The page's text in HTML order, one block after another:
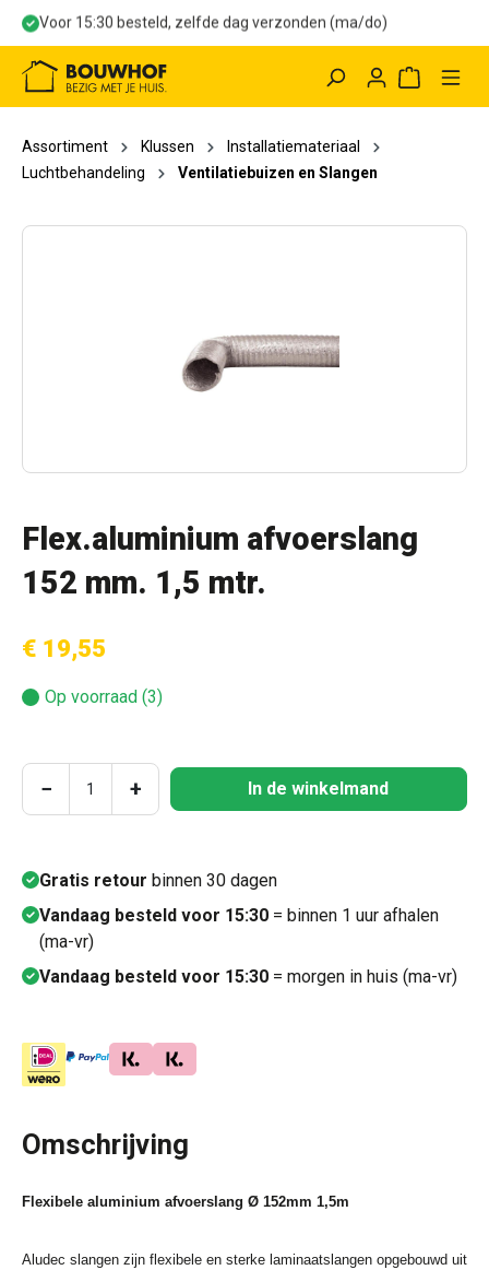
Voor 15:30 besteld, zelfde dag verzonden (ma/do)
Assortiment Klussen
Installatiemateriaal
Luchtbehandeling
Ventilatiebuizen en Slangen
Flex.aluminium afvoerslang
152 mm. 1,5 mtr.
€ 19,55
Op voorraad (3)
Producthoeveelheid: Voer de gewenste
− + In de winkelmand
Gratis retour binnen 30 dagen
Vandaag besteld voor 15:30 = binnen 1 uur afhalen
(ma-vr)
Vandaag besteld voor 15:30 = morgen in huis (ma-vr)
Omschrijving
Flexibele aluminium afvoerslang Ø 152mm 1,5m
Aludec slangen zijn flexibele en sterke laminaatslangen opgebouwd uit